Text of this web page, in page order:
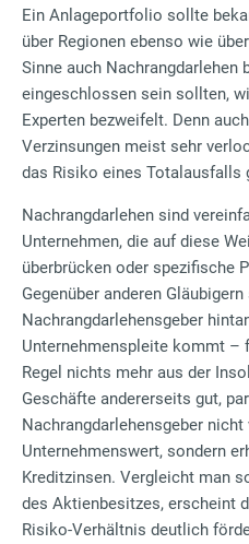
Ein Anlageportfolio sollte
über Regionen ebenso wie
Sinne auch Nachrangdarlehen
eingeschlossen sein sollten,
Experten bezweifelt. Denn
Verzinsungen meist sehr
das Risiko eines Totalausfalls
Nachrangdarlehen sind
Unternehmen, die auf diese
überbrücken oder spezifische
Gegenüber anderen
Nachrangdarlehensgeber
Unternehmenspleite kommt –
Regel nichts mehr aus der
Geschäfte andererseits gut,
Nachrangdarlehensgeber
Unternehmenswert, sondern
Kreditzinsen. Vergleicht man
des Aktienbesitzes, erscheint
Risiko-Verhältnis deutlich